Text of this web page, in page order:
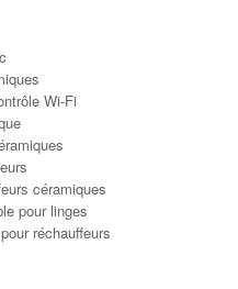
Wi-Fi
céramiques
pour linges
réchauffeurs